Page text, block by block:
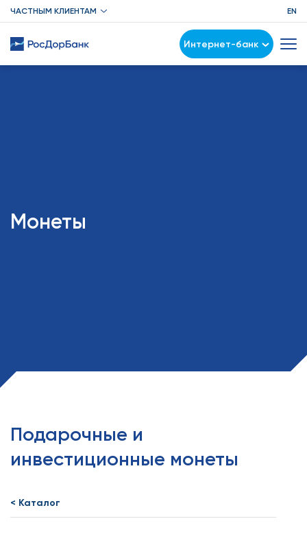
ЧАСТНЫМ КЛИЕНТАМ EN
Интернет-банк
Монеты
Подарочные и
инвестиционные монеты
< Каталог